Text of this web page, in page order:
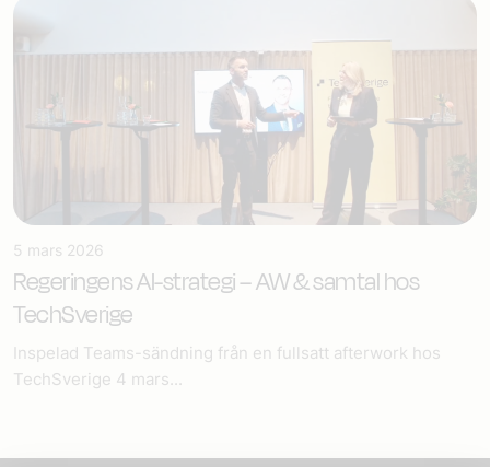
5 mars 2026
Regeringens AI-strategi – AW & samtal hos
TechSverige
Inspelad Teams-sändning från en fullsatt afterwork hos
TechSverige 4 mars...